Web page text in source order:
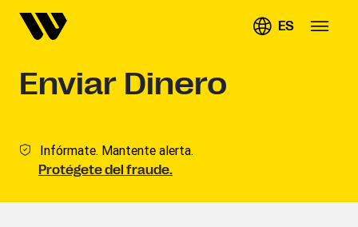
ES
Enviar Dinero
Infórmate. Mantente alerta.
Protégete del fraude.